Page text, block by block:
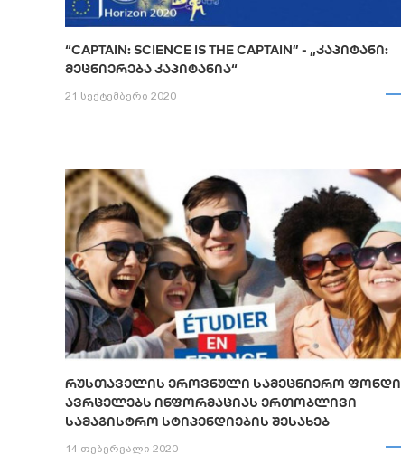
“CAPTAIN: SCIENCE IS THE CAPTAIN” - „ᲙᲐᲞᲘᲢᲐᲜᲘ:
ᲛᲔᲪᲜᲘᲔᲠᲔᲑᲐ ᲙᲐᲞᲘᲢᲐᲜᲘᲐ“
21 სექტემბერი 2020
ᲠᲣᲡᲗᲐᲕᲔᲚᲘᲡ ᲔᲠᲝᲕᲜᲣᲚᲘ ᲡᲐᲛᲔᲪᲜᲘᲔᲠᲝ ᲤᲝᲜᲓᲘ
ᲐᲕᲠᲪᲔᲚᲔᲑᲡ ᲘᲜᲤᲝᲠᲛᲐᲪᲘᲐᲡ ᲔᲠᲗᲝᲑᲚᲘᲕᲘ
ᲡᲐᲛᲐᲒᲘᲡᲢᲠᲝ ᲡᲢᲘᲞᲔᲜᲓᲘᲔᲑᲘᲡ ᲨᲔᲡᲐᲮᲔᲑ
14 თებერვალი 2020